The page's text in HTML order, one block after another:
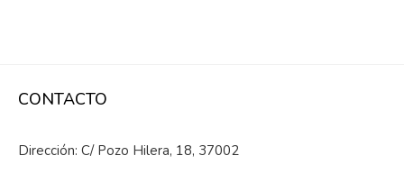
CONTACTO
Dirección: C/ Pozo Hilera, 18, 37002